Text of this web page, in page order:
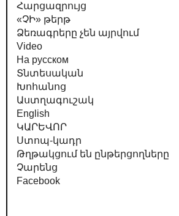
Հարցազրույց
«ՉԻ» թերթ
Ձեռագրերը չեն այրվում
Video
На русском
Տնտեսական
Խոհանոց
Աստղագուշակ
English
ԿԱՐԵՎՈՐ
Ստոպ-կադր
Թղթակցում են ընթերցողները
Չարենց
Facebook